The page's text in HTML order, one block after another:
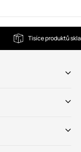
Tisíce produktů